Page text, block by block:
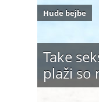
Take
plaži so
Hude bejbe